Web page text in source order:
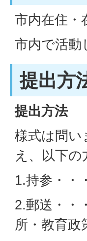
市内在住・
市内で活動
提出方
提出方法
様式は問い
え、以下
1.持参・・
2.郵送・・
所・教育政